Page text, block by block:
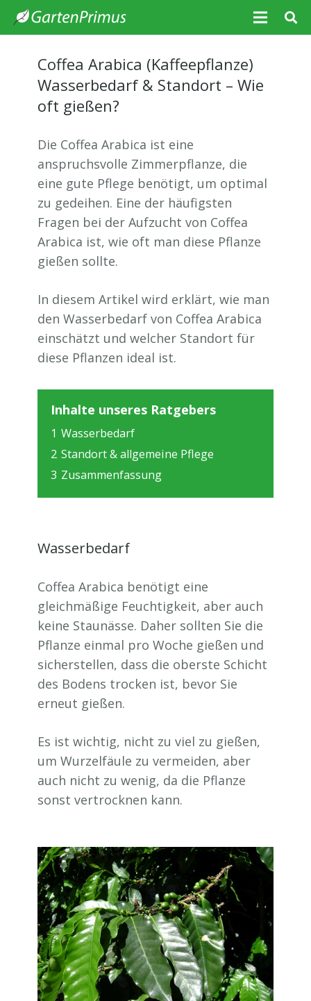
Coffea Arabica (Kaffeepflanze)
Wasserbedarf & Standort – Wie
oft gießen?
Die Coffea Arabica ist eine
anspruchsvolle Zimmerpflanze, die
eine gute Pflege benötigt, um optimal
zu gedeihen. Eine der häufigsten
Fragen bei der Aufzucht von Coffea
Arabica ist, wie oft man diese Pflanze
gießen sollte.
In diesem Artikel wird erklärt, wie man
den Wasserbedarf von Coffea Arabica
einschätzt und welcher Standort für
diese Pflanzen ideal ist.
Inhalte unseres Ratgebers
1 Wasserbedarf
2 Standort & allgemeine Pflege
3 Zusammenfassung
Wasserbedarf
Coffea Arabica benötigt eine
gleichmäßige Feuchtigkeit, aber auch
keine Staunässe. Daher sollten Sie die
Pflanze einmal pro Woche gießen und
sicherstellen, dass die oberste Schicht
des Bodens trocken ist, bevor Sie
erneut gießen.
Es ist wichtig, nicht zu viel zu gießen,
um Wurzelfäule zu vermeiden, aber
auch nicht zu wenig, da die Pflanze
sonst vertrocknen kann.